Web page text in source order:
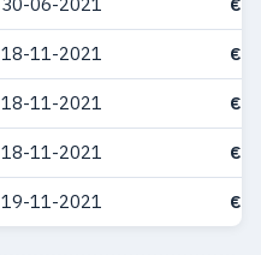
18-11-2021 €
18-11-2021 €
18-11-2021 €
19-11-2021 €